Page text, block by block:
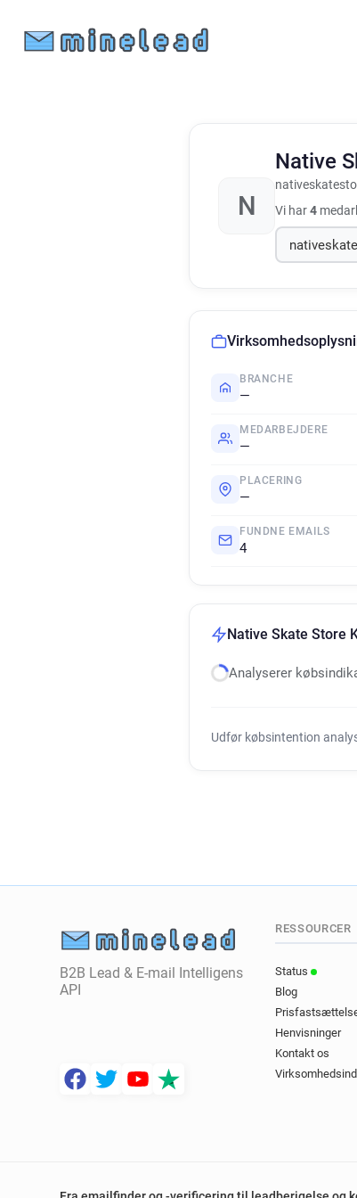
N
Native
Vi har4
BRANCHE
—
MEDARBEJDERE
—
PLACERING
—
FUNDNE EMAILS
4
Native Skate Store
Analyserer
Udfør købsintention
B2B Lead & E-mail Intelligens
API
RESSOURCER
Status
Blog
Henvisninger
Kontakt os